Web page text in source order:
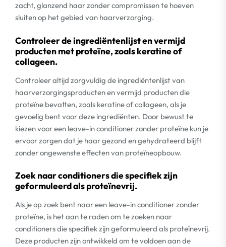
zacht, glanzend haar zonder compromissen te hoeven
sluiten op het gebied van haarverzorging.
Controleer de ingrediëntenlijst en vermijd
producten met proteïne, zoals keratine of
collageen.
Controleer altijd zorgvuldig de ingrediëntenlijst van
haarverzorgingsproducten en vermijd producten die
proteïne bevatten, zoals keratine of collageen, als je
gevoelig bent voor deze ingrediënten. Door bewust te
kiezen voor een leave-in conditioner zonder proteïne kun je
ervoor zorgen dat je haar gezond en gehydrateerd blijft
zonder ongewenste effecten van proteïneopbouw.
Zoek naar conditioners die specifiek zijn
geformuleerd als proteïnevrij.
Als je op zoek bent naar een leave-in conditioner zonder
proteïne, is het aan te raden om te zoeken naar
conditioners die specifiek zijn geformuleerd als proteïnevrij.
Deze producten zijn ontwikkeld om te voldoen aan de